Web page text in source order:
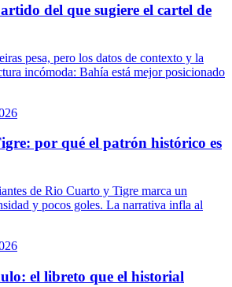
del que sugiere el cartel de
pesa, pero los datos de contexto y la
incómoda: Bahía está mejor posicionado
por qué el patrón histórico es
de Rio Cuarto y Tigre marca un
y pocos goles. La narrativa infla al
el libreto que el historial